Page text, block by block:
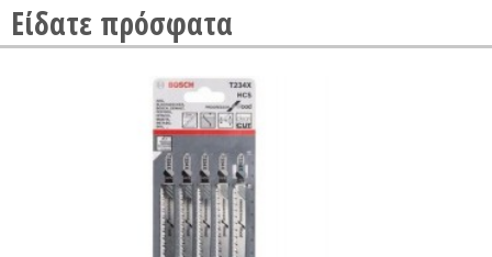
Είδατε πρόσφατα